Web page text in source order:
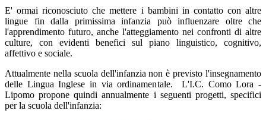
E' ormai riconosciuto che mettere i bambini in contatto con altre
lingue fin dalla primissima infanzia può influenzare oltre che
l'apprendimento futuro, anche l'atteggiamento nei confronti di altre
culture, con evidenti benefici sul piano linguistico, cognitivo,
affettivo e sociale.
Attualmente nella scuola dell'infanzia non è previsto l'insegnamento
delle Lingua Inglese in via ordinamentale. L'I.C. Como Lora -
Lipomo propone quindi annualmente i seguenti progetti, specifici
per la scuola dell'infanzia: